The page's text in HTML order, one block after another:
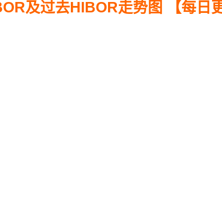
及过去HIBOR走势图 【每日